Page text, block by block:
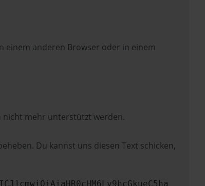
einem anderen Browser oder in einem
nicht mehr unterstützt werden.
Du kannst uns diesen Text schicken,